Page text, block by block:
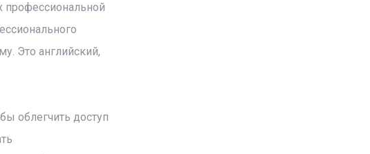
профессиональной
Это английский,
облегчить доступ